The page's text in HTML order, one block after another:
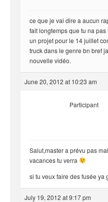
ce que je vai dire a aucun
fait longtemps que tu na
un projet pour le 14 juillet
truck dans le genre bn bref
nouvelle vidéo.
June 20, 2012 at 10:23 am
Participant
Salut,master a prévu pas
vacances tu verra
si tu veux faire des fusée ya
July 19, 2012 at 9:17 pm